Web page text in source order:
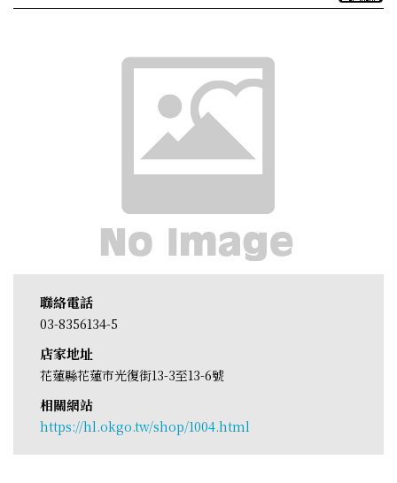
聯絡電話
03-8356134-5
店家地址
花蓮縣花蓮市光復街13-3至13-6號
相關網站
https://hl.okgo.tw/shop/1004.html